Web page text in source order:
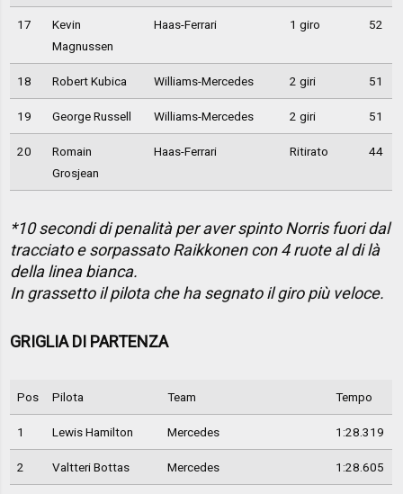
17
Kevin
Magnussen
Haas-Ferrari 1 giro 52
18 Robert Kubica Williams-Mercedes 2 giri 51
19 George Russell Williams-Mercedes 2 giri 51
20
Romain
Grosjean
Haas-Ferrari Ritirato 44
*10 secondi di penalità per aver spinto Norris fuori dal
tracciato e sorpassato Raikkonen con 4 ruote al di là
della linea bianca.
In grassetto il pilota che ha segnato il giro più veloce.
GRIGLIA DI PARTENZA
Pos Pilota Team Tempo
1 Lewis Hamilton Mercedes 1:28.319
2 Valtteri Bottas Mercedes 1:28.605